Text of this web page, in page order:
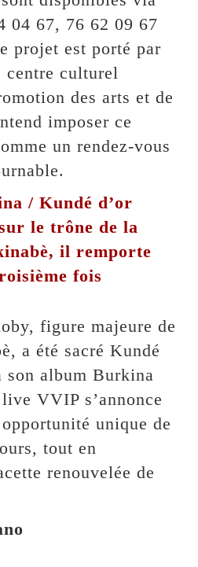
04 67, 76 62 09 67
projet est porté par
centre culturel
des arts et de
imposer ce
un rendez-vous
/ Kundé d’or
le trône de la
il remporte
fois
figure majeure de
a été sacré Kundé
son album Burkina
VVIP s’annonce
unique de
tout en
renouvelée de